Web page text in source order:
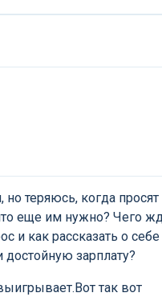
теряюсь, когда просят
еще им нужно? Чего
и как рассказать о
зарплату?
так вот